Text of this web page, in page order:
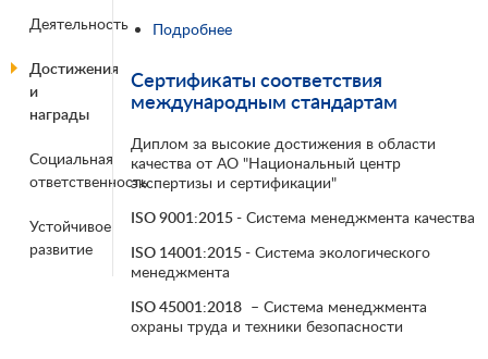
Деятельность
Достижения
и
награды
Социальная
ответственность
Устойчивое
развитие
Подробнеео Спортивные достижения:
Сертификаты соответствия
международным стандартам
Диплом за высокие достижения в области
качества от АО "Национальный центр
экспертизы и сертификации"
ISO 9001:2015- Система менеджмента качества
ISO 14001:2015- Система экологического
менеджмента
ISO 45001:2018– Система менеджмента
охраны труда и техники безопасности